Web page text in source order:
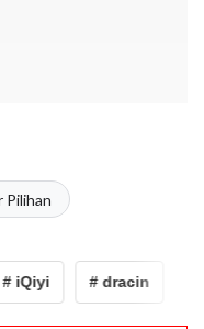
Pilihan
# iQiyi # dracin